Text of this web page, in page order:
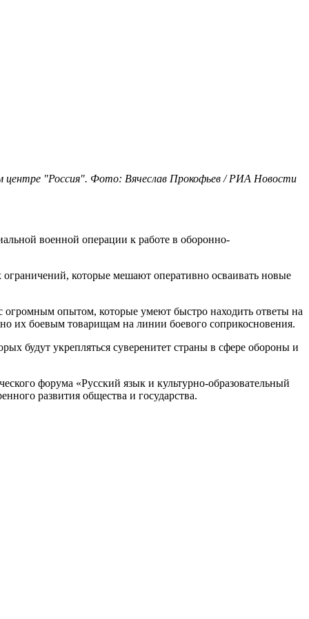
центре "Россия". Фото: Вячеслав Прокофьев / РИА Новости
военной операции к работе в оборонно-
которые мешают оперативно осваивать новые
опытом, которые умеют быстро находить ответы на
их боевым товарищам на линии боевого соприкосновения.
будут укрепляться суверенитет страны в сфере обороны и
форума «Русский язык и культурно-образовательный
развития общества и государства.